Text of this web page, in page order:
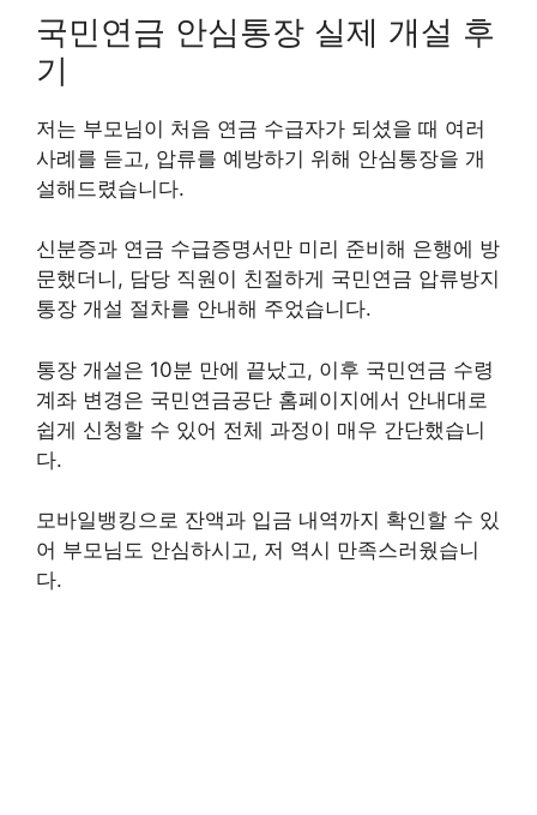
국민연금 안심통장 실제 개설 후
기
저는 부모님이 처음 연금 수급자가 되셨을 때 여러
사례를 듣고, 압류를 예방하기 위해 안심통장을 개
설해드렸습니다.
신분증과 연금 수급증명서만 미리 준비해 은행에 방
문했더니, 담당 직원이 친절하게 국민연금 압류방지
통장 개설 절차를 안내해 주었습니다.
통장 개설은 10분 만에 끝났고, 이후 국민연금 수령
계좌 변경은 국민연금공단 홈페이지에서 안내대로
쉽게 신청할 수 있어 전체 과정이 매우 간단했습니
다.
모바일뱅킹으로 잔액과 입금 내역까지 확인할 수 있
어 부모님도 안심하시고, 저 역시 만족스러웠습니
다.